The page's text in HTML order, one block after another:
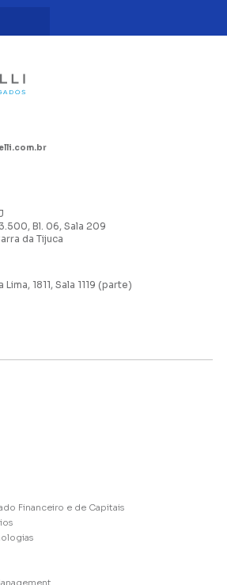
Bl. 06, Sala 209
da Tijuca
1811, Sala 1119 (parte)
Financeiro e de Capitais